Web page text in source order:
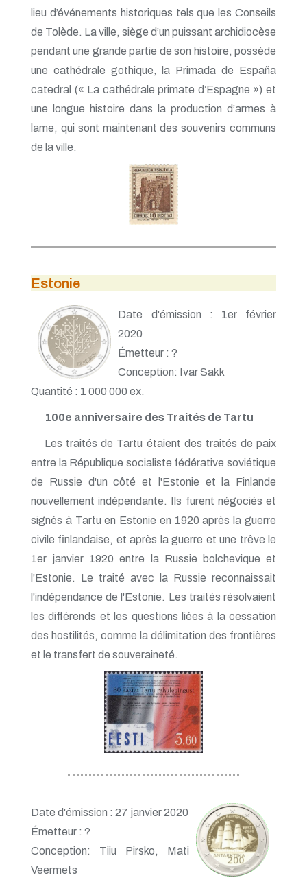
lieu d’événements historiques tels que les Conseils
de Tolède. La ville, siège d’un puissant archidiocèse
pendant une grande partie de son histoire, possède
une cathédrale gothique, la Primada de España
catedral (« La cathédrale primate d’Espagne ») et
une longue histoire dans la production d’armes à
lame, qui sont maintenant des souvenirs communs
de la ville.
Estonie
Date d'émission : 1er février
2020
Émetteur : ?
Conception: Ivar Sakk
Quantité : 1 000 000 ex.
100e anniversaire des Traités de Tartu
Les traités de Tartu étaient des traités de paix
entre la République socialiste fédérative soviétique
de Russie d'un côté et l'Estonie et la Finlande
nouvellement indépendante. Ils furent négociés et
signés à Tartu en Estonie en 1920 après la guerre
civile finlandaise, et après la guerre et une trêve le
1er janvier 1920 entre la Russie bolchevique et
l'Estonie. Le traité avec la Russie reconnaissait
l'indépendance de l'Estonie. Les traités résolvaient
les différends et les questions liées à la cessation
des hostilités, comme la délimitation des frontières
et le transfert de souveraineté.
Date d'émission : 27 janvier 2020
Émetteur : ?
Conception: Tiiu Pirsko, Mati
Veermets